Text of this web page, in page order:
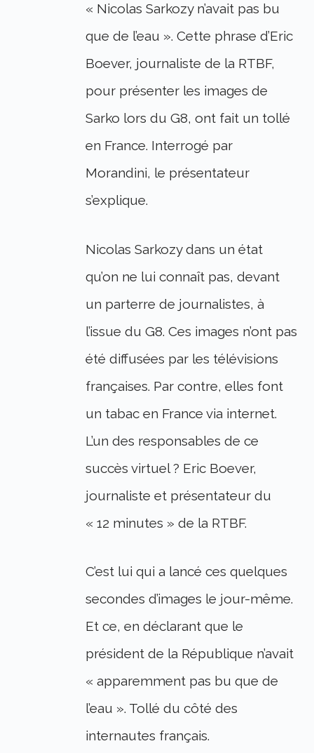
« Nicolas Sarkozy n’avait pas bu
que de l’eau ». Cette phrase d’Eric
Boever, journaliste de la RTBF,
pour présenter les images de
Sarko lors du G8, ont fait un tollé
en France. Interrogé par
Morandini, le présentateur
s’explique.
Nicolas Sarkozy dans un état
qu’on ne lui connaît pas, devant
un parterre de journalistes, à
l’issue du G8. Ces images n’ont pas
été diffusées par les télévisions
françaises. Par contre, elles font
un tabac en France via internet.
L’un des responsables de ce
succès virtuel ? Eric Boever,
journaliste et présentateur du
« 12 minutes » de la RTBF.
C’est lui qui a lancé ces quelques
secondes d’images le jour-même.
Et ce, en déclarant que le
président de la République n’avait
« apparemment pas bu que de
l’eau ». Tollé du côté des
internautes français.